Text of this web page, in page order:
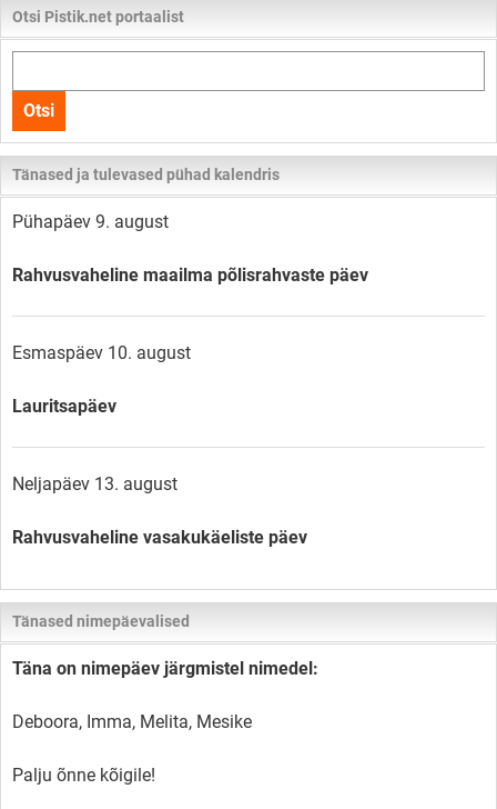
Otsi Pistik.net portaalist
kogu
lehelt
Otsi
Tänased ja tulevased pühad kalendris
Pühapäev 9. august
Rahvusvaheline maailma põlisrahvaste päev
Esmaspäev 10. august
Lauritsapäev
Neljapäev 13. august
Rahvusvaheline vasakukäeliste päev
Tänased nimepäevalised
Täna on nimepäev järgmistel nimedel:
Deboora, Imma, Melita, Mesike
Palju õnne kõigile!